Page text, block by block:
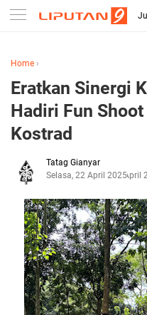
Home ›
Eratkan Sinergi
Hadiri Fun
Kostrad
Tatag Gianyar
Selasa, 22 April 2025April